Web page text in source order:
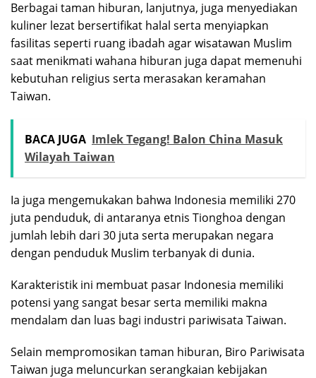
Berbagai taman hiburan, lanjutnya, juga menyediakan
kuliner lezat bersertifikat halal serta menyiapkan
fasilitas seperti ruang ibadah agar wisatawan Muslim
saat menikmati wahana hiburan juga dapat memenuhi
kebutuhan religius serta merasakan keramahan
Taiwan.
BACA JUGA Imlek Tegang! Balon China Masuk
Wilayah Taiwan
Ia juga mengemukakan bahwa Indonesia memiliki 270
juta penduduk, di antaranya etnis Tionghoa dengan
jumlah lebih dari 30 juta serta merupakan negara
dengan penduduk Muslim terbanyak di dunia.
Karakteristik ini membuat pasar Indonesia memiliki
potensi yang sangat besar serta memiliki makna
mendalam dan luas bagi industri pariwisata Taiwan.
Selain mempromosikan taman hiburan, Biro Pariwisata
Taiwan juga meluncurkan serangkaian kebijakan